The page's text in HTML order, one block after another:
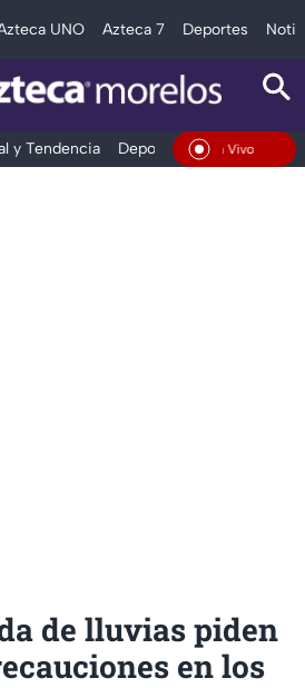
UNO Azteca 7 Deportes
y Tendencia Deportes Espectáculos
En Vivo
de lluvias piden
en los